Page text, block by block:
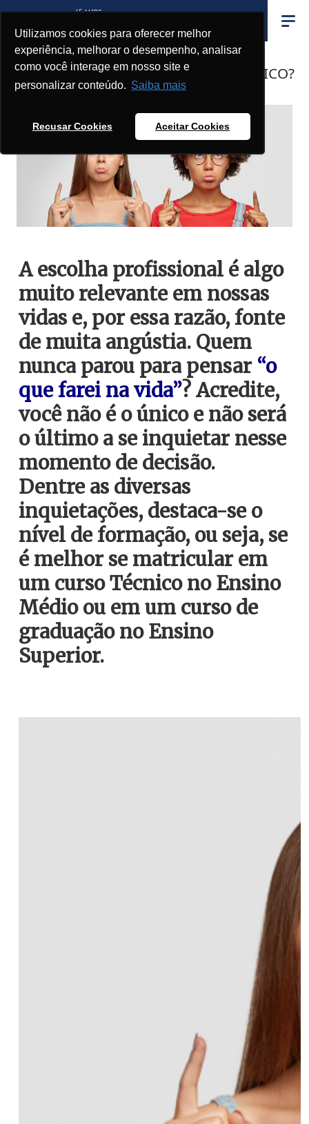
Utilizamos cookies para oferecer melhor
experiência, melhorar o desempenho, analisar
como você interage em nosso site e
personalizar conteúdo. Saiba mais
Recusar Cookies Aceitar Cookies
ENSINO SUPERIOR OU ENSINO TÉCNICO?
A escolha profissional é algo
muito relevante em nossas
vidas e, por essa razão, fonte
de muita angústia. Quem
nunca parou para pensar “o
que farei na vida”? Acredite,
você não é o único e não será
o último a se inquietar nesse
momento de decisão.
Dentre as diversas
inquietações, destaca-se o
nível de formação, ou seja, se
é melhor se matricular em
um curso Técnico no Ensino
Médio ou em um curso de
graduação no Ensino
Superior.